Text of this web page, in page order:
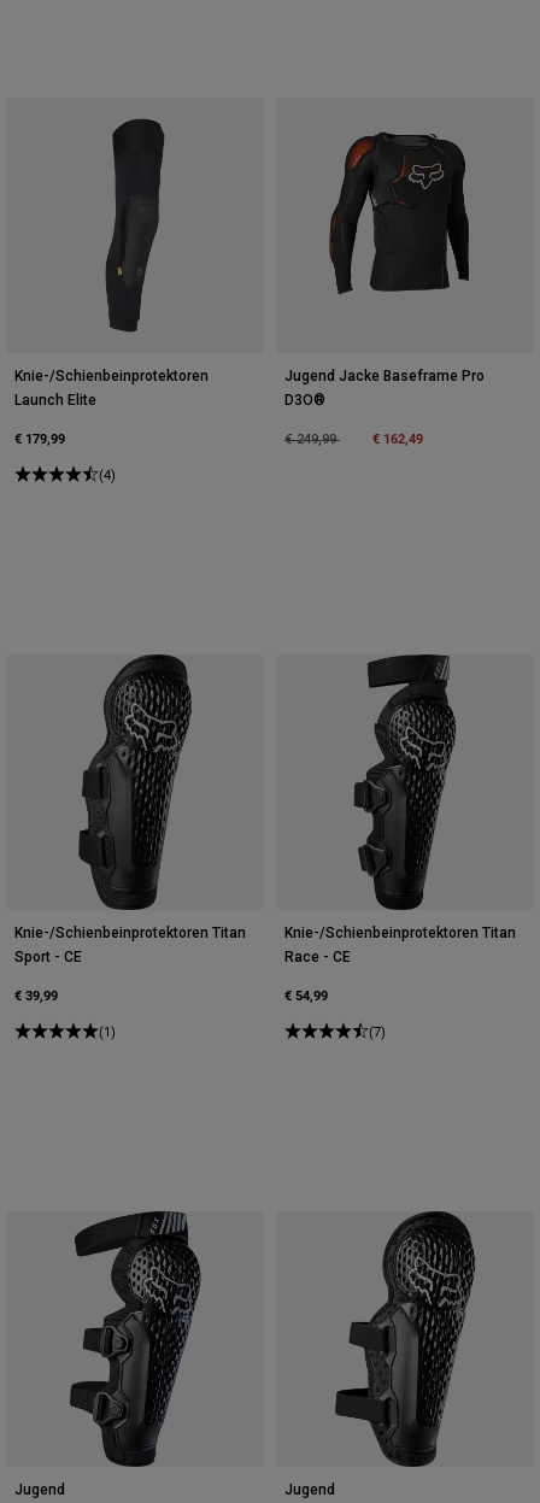
Knie-/Schienbeinprotektoren
Launch Elite
€ 179,99
(4)
Jugend Jacke Baseframe Pro
D3O®
Price reduced from
€ 249,99to € 162,49
Knie-/Schienbeinprotektoren Titan
Sport - CE
€ 39,99
(1)
Knie-/Schienbeinprotektoren Titan
Race - CE
€ 54,99
(7)
Jugend
Jugend